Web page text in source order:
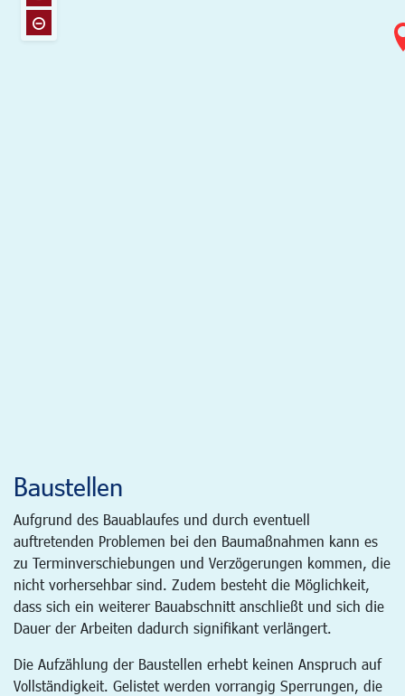
Baustellen
Aufgrund des Bauablaufes und durch eventuell
auftretenden Problemen bei den Baumaßnahmen kann es
zu Terminverschiebungen und Verzögerungen kommen, die
nicht vorhersehbar sind. Zudem besteht die Möglichkeit,
dass sich ein weiterer Bauabschnitt anschließt und sich die
Dauer der Arbeiten dadurch signifikant verlängert.
Die Aufzählung der Baustellen erhebt keinen Anspruch auf
Vollständigkeit. Gelistet werden vorrangig Sperrungen, die